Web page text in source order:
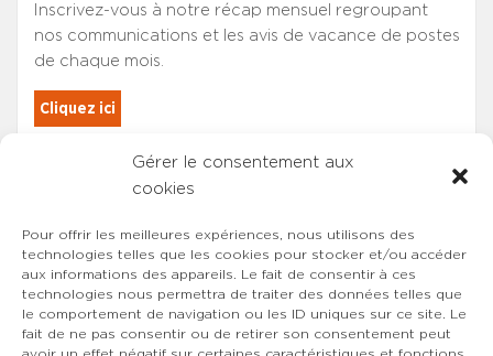
Gérer le consentement aux
cookies
Pour offrir les meilleures expériences, nous utilisons des
technologies telles que les cookies pour stocker et/ou accéder
aux informations des appareils. Le fait de consentir à ces
technologies nous permettra de traiter des données telles que
le comportement de navigation ou les ID uniques sur ce site. Le
fait de ne pas consentir ou de retirer son consentement peut
Inscrivez-vous à notre récap mensuel regroupant
nos communications et les avis de vacance de postes
de chaque mois.
Cliquez ici
Les adhérents du SYNCASS-CFDT
sont automatiquement inscrits.